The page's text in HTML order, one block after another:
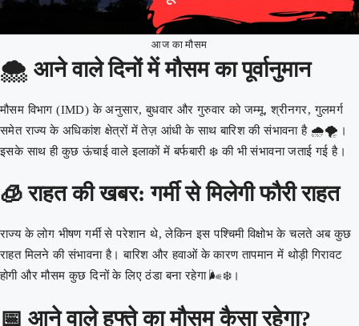
आज का मौसम
🌨️ आने वाले दिनों में मौसम का पूर्वानुमान
मौसम विभाग (IMD) के अनुसार, बुधवार और गुरुवार को जम्मू, श्रीनगर, गुलमर्ग
समेत राज्य के अधिकांश क्षेत्रों में तेज़ आंधी के साथ बारिश की संभावना है 🌧️🌪️।
इसके साथ ही कुछ ऊंचाई वाले इलाकों में बर्फबारी ❄️ की भी संभावना जताई गई है।
🧊 राहत की खबर: गर्मी से मिलेगी फौरी राहत
राज्य के लोग भीषण गर्मी से परेशान थे, लेकिन इस पश्चिमी विक्षोभ के चलते अब कुछ
राहत मिलने की संभावना है। बारिश और हवाओं के कारण तापमान में थोड़ी गिरावट
होगी और मौसम कुछ दिनों के लिए ठंडा बना रहेगा 🌬️❄️।
📅 आने वाले हफ्ते का मौसम कैसा रहेगा?